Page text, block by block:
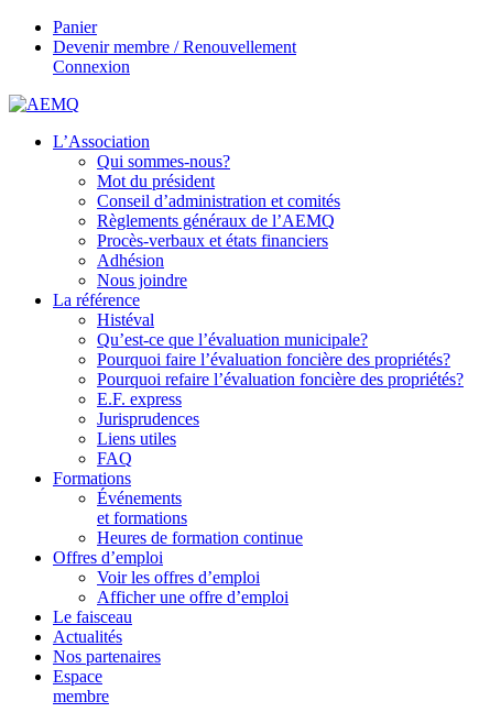
Panier
Devenir membre / Renouvellement
Connexion
L’Association
Qui sommes-nous?
Mot du président
Conseil d’administration et comités
Règlements généraux de l’AEMQ
Procès-verbaux et états financiers
Adhésion
Nous joindre
La référence
Histéval
Qu’est-ce que l’évaluation municipale?
Pourquoi faire l’évaluation foncière des propriétés?
Pourquoi refaire l’évaluation foncière des propriétés?
E.F. express
Jurisprudences
Liens utiles
FAQ
Formations
Événements
et formations
Heures de formation continue
Offres d’emploi
Voir les offres d’emploi
Afficher une offre d’emploi
Le faisceau
Actualités
Nos partenaires
Espace
membre